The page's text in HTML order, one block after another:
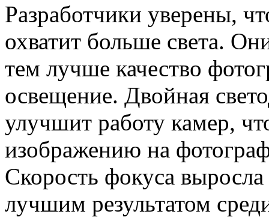
Разработчики уверены,
охватит больше света.
тем лучше качество
освещение. Двойная
улучшит работу камер,
изображению на
Скорость фокуса
лучшим результатом